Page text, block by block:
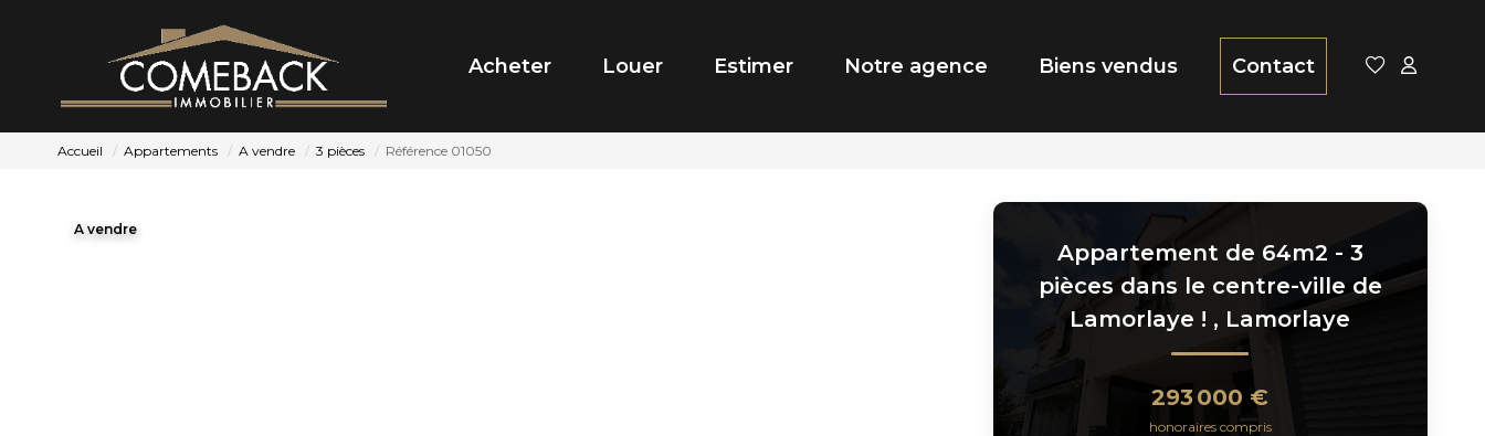
Acheter Louer Estimer Notre agence Biens vendus Contact
Accueil Appartements A vendre 3 pièces Référence 01050
A vendre
Appartement de 64m2 - 3
pièces dans le centre-ville de
Lamorlaye ! , Lamorlaye
293 000 €
honoraires compris